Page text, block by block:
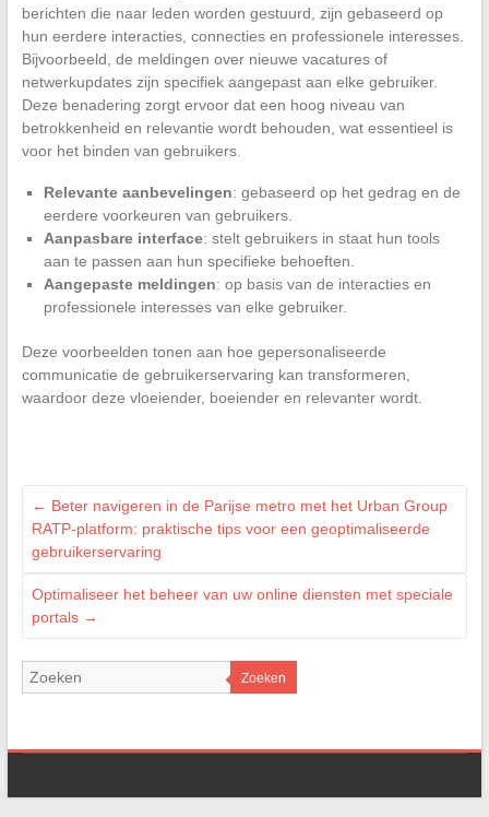
berichten die naar leden worden gestuurd, zijn gebaseerd op
hun eerdere interacties, connecties en professionele interesses.
Bijvoorbeeld, de meldingen over nieuwe vacatures of
netwerkupdates zijn specifiek aangepast aan elke gebruiker.
Deze benadering zorgt ervoor dat een hoog niveau van
betrokkenheid en relevantie wordt behouden, wat essentieel is
voor het binden van gebruikers.
Relevante aanbevelingen: gebaseerd op het gedrag en de
eerdere voorkeuren van gebruikers.
Aanpasbare interface: stelt gebruikers in staat hun tools
aan te passen aan hun specifieke behoeften.
Aangepaste meldingen: op basis van de interacties en
professionele interesses van elke gebruiker.
Deze voorbeelden tonen aan hoe gepersonaliseerde
communicatie de gebruikerservaring kan transformeren,
waardoor deze vloeiender, boeiender en relevanter wordt.
← Beter navigeren in de Parijse metro met het Urban Group
RATP-platform: praktische tips voor een geoptimaliseerde
gebruikerservaring
Optimaliseer het beheer van uw online diensten met speciale
portals →
Zoeken